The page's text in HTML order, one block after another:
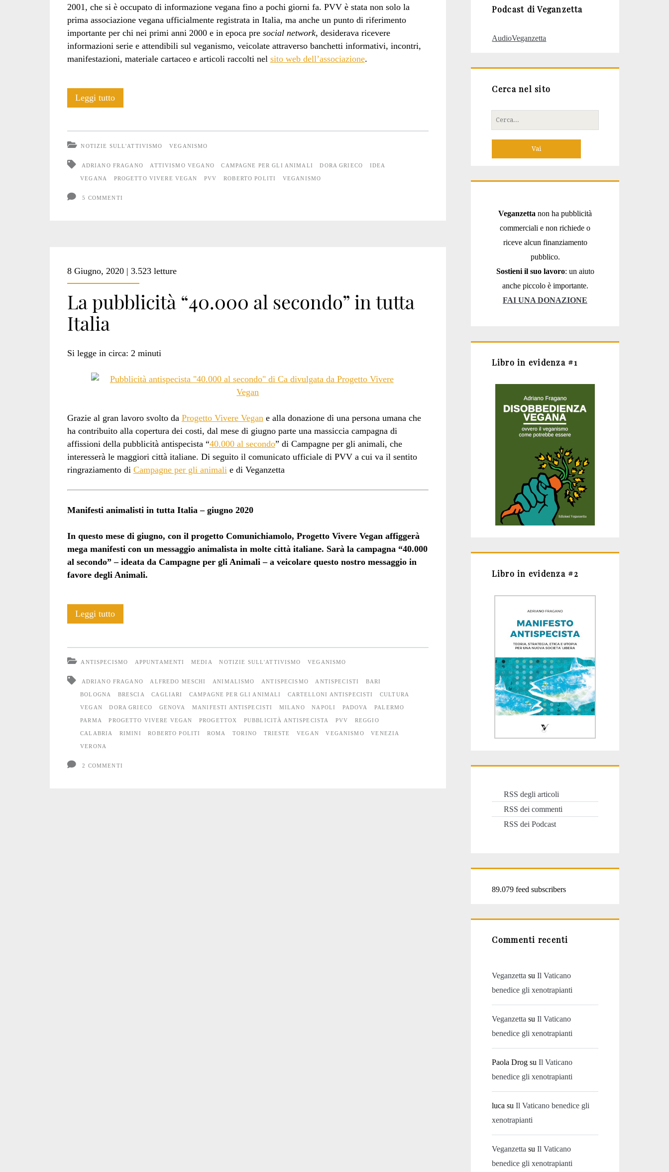
2001, che si è occupato di informazione vegana fino a pochi giorni fa. PVV è stata non solo la
prima associazione vegana ufficialmente registrata in Italia, ma anche un punto di riferimento
importante per chi nei primi anni 2000 e in epoca pre social network, desiderava ricevere
informazioni serie e attendibili sul veganismo, veicolate attraverso banchetti informativi, incontri,
manifestazioni, materiale cartaceo e articoli raccolti nel sito web dell’associazione.
Leggi tuttoProgetto
NOTIZIE SULL'ATTIVISMO VEGANISMO
ADRIANO FRAGANO ATTIVISMO VEGANO CAMPAGNE PER GLI ANIMALI DORA GRIECO IDEA
VEGANA PROGETTO VIVERE VEGAN PVV ROBERTO POLITI VEGANISMO
5 COMMENTI
8 Giugno, 2020 | 3.523 letture
La pubblicità “40.000 al secondo” in tutta
Italia
Si legge in circa: 2 minuti
Grazie al gran lavoro svolto da Progetto Vivere Vegane alla donazione di una persona umana che
ha contribuito alla copertura dei costi, dal mese di giugno parte una massiccia campagna di
affissioni della pubblicità antispecista “40.000 al secondo” di Campagne per gli animali, che
interesserà le maggiori città italiane. Di seguito il comunicato ufficiale di PVV a cui va il sentito
ringraziamento di Campagne per gli animalie di Veganzetta
Manifesti animalisti in tutta Italia – giugno 2020
In questo mese di giugno, con il progetto Comunichiamolo, Progetto Vivere Vegan affiggerà
mega manifesti con un messaggio animalista in molte città italiane. Sarà la campagna “40.000
al secondo” – ideata da Campagne per gli Animali – a veicolare questo nostro messaggio in
favore degli Animali.
Leggi tuttoLa
secondo”
in
tutta
ANTISPECISMO APPUNTAMENTI MEDIA NOTIZIE SULL'ATTIVISMO VEGANISMO
ADRIANO FRAGANO ALFREDO MESCHI ANIMALISMO ANTISPECISMO ANTISPECISTI BARI
BOLOGNA BRESCIA CAGLIARI CAMPAGNE PER GLI ANIMALI CARTELLONI ANTISPECISTI CULTURA
VEGAN DORA GRIECO GENOVA MANIFESTI ANTISPECISTI MILANO NAPOLI PADOVA PALERMO
PARMA PROGETTO VIVERE VEGAN PROGETTOX PUBBLICITÀ ANTISPECISTA PVV REGGIO
CALABRIA RIMINI ROBERTO POLITI ROMA TORINO TRIESTE VEGAN VEGANISMO VENEZIA
VERONA
2 COMMENTI
Podcast di Veganzetta
AudioVeganzetta
Cerca nel sito
Cerca
per:
Veganzetta non ha pubblicità
commerciali e non richiede o
riceve alcun finanziamento
pubblico.
Sostieni il suo lavoro: un aiuto
anche piccolo è importante.
FAI UNA DONAZIONE
Libro in evidenza #1
Libro in evidenza #2
RSS degli articoli
RSS dei commenti
RSS dei Podcast
89.079 feed subscribers
Commenti recenti
Veganzetta suIl Vaticano
benedice gli xenotrapianti
Veganzetta suIl Vaticano
benedice gli xenotrapianti
Paola Drog suIl Vaticano
benedice gli xenotrapianti
luca suIl Vaticano benedice gli
xenotrapianti
Veganzetta suIl Vaticano
benedice gli xenotrapianti